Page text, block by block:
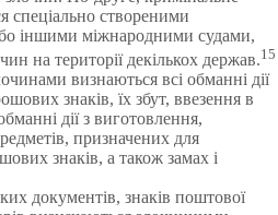
спеціально створеними
іншими міжнародними судами,
на території декількох держав.15
визнаються всі обманні дії
знаків, їх збут, ввезення в
дії з виготовлення,
призначених для
знаків, а також замах і
документів, знаків поштової